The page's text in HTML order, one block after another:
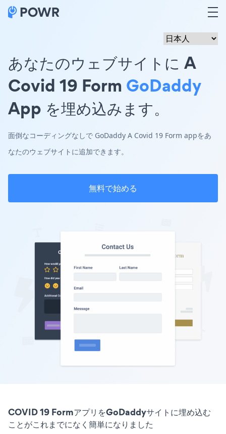
あなたのウェブサイトに A
Covid 19 Form GoDaddy
App を埋め込みます。
面倒なコーディングなしで GoDaddy A Covid 19 Form appをあ
なたのウェブサイトに追加できます。
無料で始める
COVID 19 FormアプリをGoDaddyサイトに埋め込む
ことがこれまでになく簡単になりました